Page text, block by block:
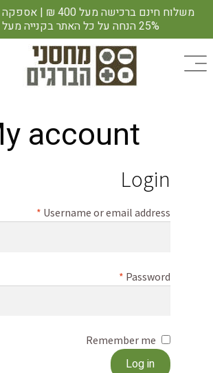
25% הנחה על כל האתר בקנייה מעל 750 ש"ח
account
Login
Username or email address
*
Password
*
Remember me
Log in